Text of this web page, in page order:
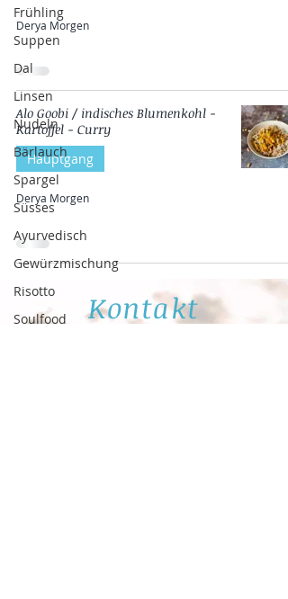
Frühling
Suppen
Dal
Linsen
Nudeln
Bärlauch
Spargel
Süsses
Ayurvedisch
Gewürzmischung
Risotto
Soulfood
Derya Morgen
Alo Goobi / indisches Blumenkohl -
Kartoffel - Curry
Hauptgang
Derya Morgen
Kontakt